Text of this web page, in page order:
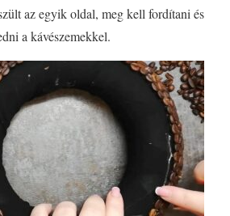
az egyik oldal, meg kell fordítani és
a kávészemekkel.